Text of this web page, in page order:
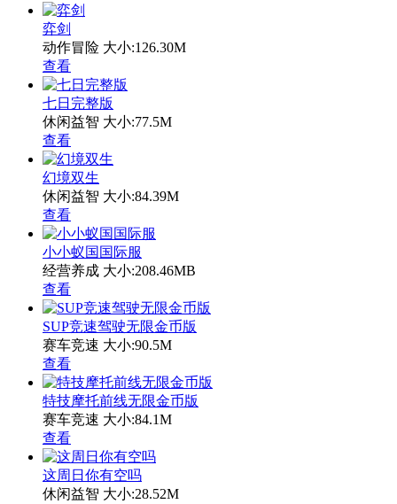
弈剑
动作冒险 大小:126.30M
查看
七日完整版
休闲益智 大小:77.5M
查看
幻境双生
休闲益智 大小:84.39M
查看
小小蚁国国际服
经营养成 大小:208.46MB
查看
SUP竞速驾驶无限金币版
赛车竞速 大小:90.5M
查看
特技摩托前线无限金币版
赛车竞速 大小:84.1M
查看
这周日你有空吗
休闲益智 大小:28.52M